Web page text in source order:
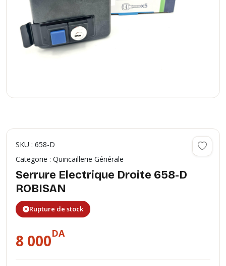
SKU : 658-D
Categorie : Quincaillerie Générale
Serrure Electrique Droite 658-D
ROBISAN
Rupture de stock
8 000DA